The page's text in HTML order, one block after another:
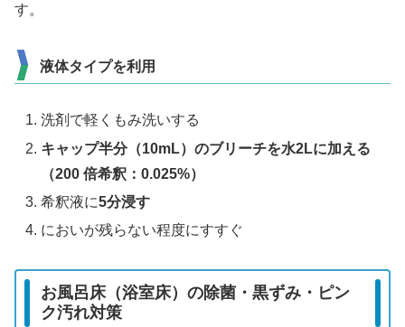
す。
液体タイプを利用
洗剤で軽くもみ洗いする
キャップ半分（10mL）のブリーチを水2Lに加える
（200 倍希釈 ：0.025%）
希釈液に5分浸す
においが残らない程度にすすぐ
お風呂床（浴室床）の除菌・黒ずみ・ピン
ク汚れ対策